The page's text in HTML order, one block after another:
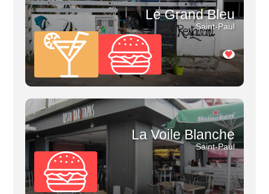
Le Grand Bleu
Saint-Paul
La Voile Blanche
Saint-Paul